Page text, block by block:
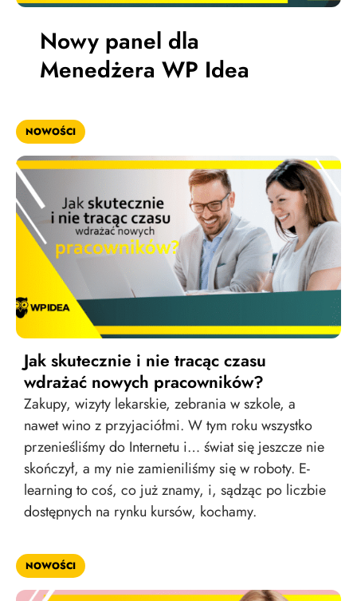
Nowy panel dla
Menedżera WP Idea
NOWOŚCI
Jak skutecznie i nie tracąc czasu
wdrażać nowych pracowników?
Zakupy, wizyty lekarskie, zebrania w szkole, a
nawet wino z przyjaciółmi. W tym roku wszystko
przenieśliśmy do Internetu i… świat się jeszcze nie
skończył, a my nie zamieniliśmy się w roboty. E-
learning to coś, co już znamy, i, sądząc po liczbie
dostępnych na rynku kursów, kochamy.
NOWOŚCI